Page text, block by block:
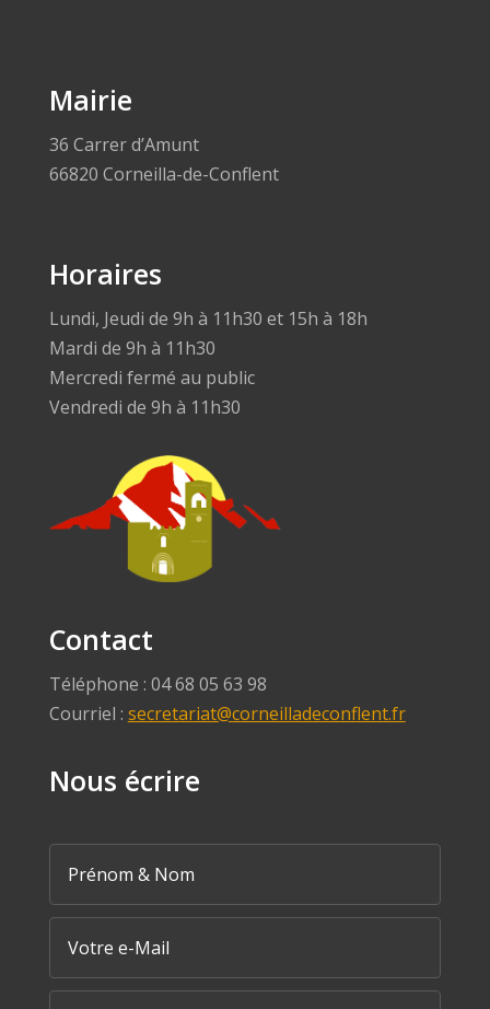
Mairie
36 Carrer d’Amunt
66820 Corneilla-de-Conflent
Horaires
Lundi, Jeudi de 9h à 11h30 et 15h à 18h
Mardi de 9h à 11h30
Mercredi fermé au public
Vendredi de 9h à 11h30
Contact
Téléphone : 04 68 05 63 98
Courriel : secretariat@corneilladeconflent.fr
Nous écrire